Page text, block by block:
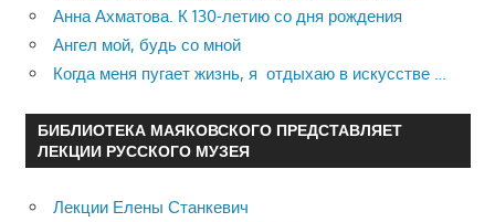
Анна Ахматова. К 130-летию со дня рождения
Ангел мой, будь со мной
Когда меня пугает жизнь, я отдыхаю в искусстве …
БИБЛИОТЕКА МАЯКОВСКОГО ПРЕДСТАВЛЯЕТ
ЛЕКЦИИ РУССКОГО МУЗЕЯ
Лекции Елены Станкевич